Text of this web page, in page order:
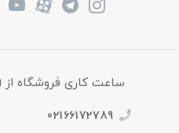
ساعت کاری فروشگاه از 9 صبح الی 18 می باشد.
02166172789